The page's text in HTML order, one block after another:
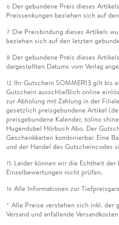
6 Der gebundene Preis dieses
Preissenkungen beziehen sich auf
7 Die Preisbindung dieses Artikels
beziehen sich auf den letzten
8 Der gebundene Preis dieses
dargestellten Datums vom Verlag
12 Ihr Gutschein SOMMER13 gilt bis
Gutschein ausschließlich online
zur Abholung mit Zahlung in der
gesetzlich preisgebundene Artikel
preisgebundene Kalender, tolino
Hugendubel Hörbuch Abo. Der
Geschenkkarten kombinierbar. Eine
und der Handel des Gutscheincodes
15 Leider können wir die Echtheit der
Einzelbewertungen nicht prüfen.
16 Alle Informationen zur
* Alle Preise verstehen sich inkl. der
Versand und anfallende